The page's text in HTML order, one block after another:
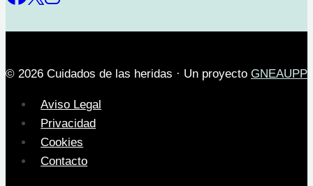
© 2026 Cuidados de las heridas · Un proyecto GNEAUPP
Aviso Legal
Privacidad
Cookies
Contacto